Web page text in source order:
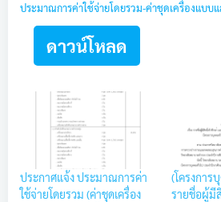
ประมาณการค่าใช้จ่ายโดยรวม-ค่าชุดเครื่องแบบ
ดาวน์โหลด
ประกาศแจ้ง ประมาณการค่า
ใช้จ่ายโดยรวม (ค่าชุดเครื่อง
(โครงการ
รายชื่อผู้มี